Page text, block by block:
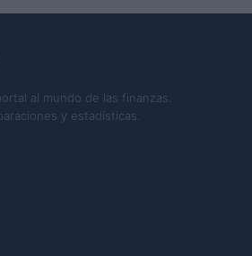
al mundo de las finanzas.
y estadísticas.